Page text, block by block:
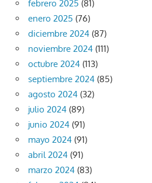
febrero 2025 (81)
enero 2025 (76)
diciembre 2024 (87)
noviembre 2024 (111)
octubre 2024 (113)
septiembre 2024 (85)
agosto 2024 (32)
julio 2024 (89)
junio 2024 (91)
mayo 2024 (91)
abril 2024 (91)
marzo 2024 (83)